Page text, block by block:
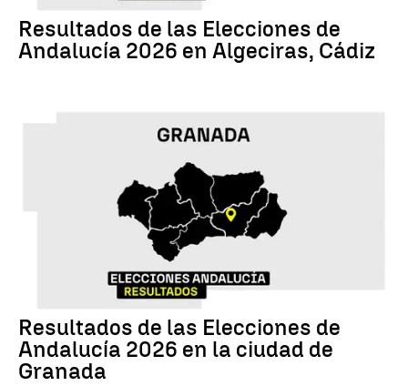
Resultados de las Elecciones de
Andalucía 2026 en Algeciras, Cádiz
Resultados de las Elecciones de
Andalucía 2026 en la ciudad de
Granada